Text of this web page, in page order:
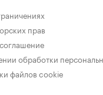
прав
обработки
файлов cookie